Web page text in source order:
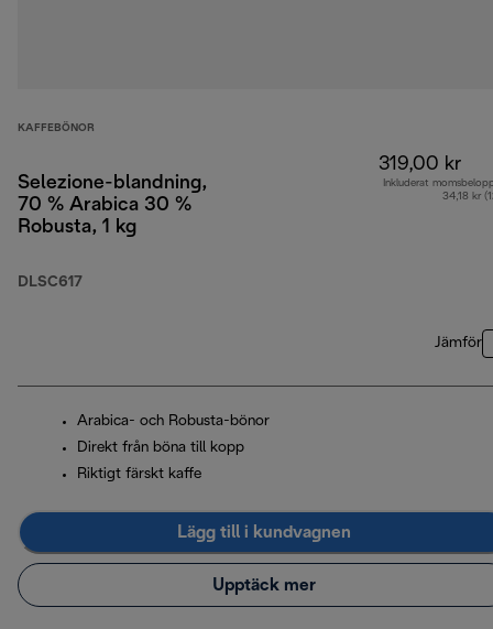
KAFFEBÖNOR
Selezione-blandning,
70 % Arabica 30 %
Robusta, 1 kg
DLSC617
319,00 kr
Inkluderat
34,18 kr
Jämför
Arabica- och Robusta-bönor
Direkt från böna till kopp
Riktigt färskt kaffe
Lägg till i kundvagnen
Upptäck mer